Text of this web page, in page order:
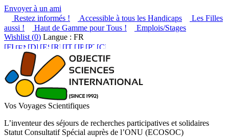
Envoyer à un ami
Restez informés !
Accessible à tous les Handicaps
Les Filles
aussi !
Haut de Gamme pour Tous !
Emplois/Stages
Wishlist (0) Langue : FR
Vos Voyages Scientifiques
L’inventeur des séjours de recherches participatives et solidaires
Statut Consultatif Spécial auprès de l’ONU (ECOSOC)